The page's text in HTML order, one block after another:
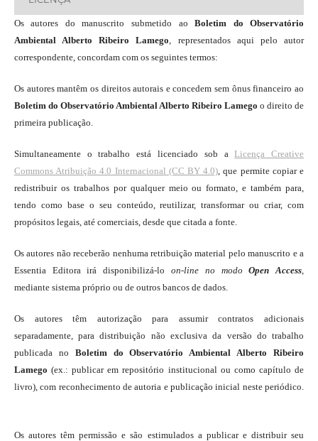
Os autores do manuscrito submetido aoBoletim do Observatório
Ambiental Alberto Ribeiro Lamego , representados aqui pelo autor
correspondente, concordam com os seguintes termos:
Os autores mantêm os direitos autorais e concedem sem ônus financeiro ao
Boletim do Observatório Ambiental Alberto Ribeiro Lamegoo direito de
primeira publicação.
Simultaneamente o trabalho está licenciado sob a Licença Creative
Commons Atribuição 4.0 Internacional (CC BY 4.0) , que permite copiar e
redistribuir os trabalhos por qualquer meio ou formato, e também para,
tendo como base o seu conteúdo, reutilizar, transformar ou criar, com
propósitos legais, até comerciais, desde que citada a fonte.
Os autores não receberão nenhuma retribuição material pelo manuscrito e a
Essentia Editora irá disponibilizá-lo on-line no modo Open Access
mediante sistema próprio ou de outros bancos de dados.
Os autores têm autorização para assumir contratos adicionais
separadamente, para distribuição não exclusiva da versão do trabalho
publicada no Boletim do Observatório Ambiental Alberto Ribeiro
Lamego (ex.: publicar em repositório institucional ou como capítulo de
livro), com reconhecimento de autoria e publicação inicial neste periódico.
Os autores têm permissão e são estimulados a publicar e distribuir seu